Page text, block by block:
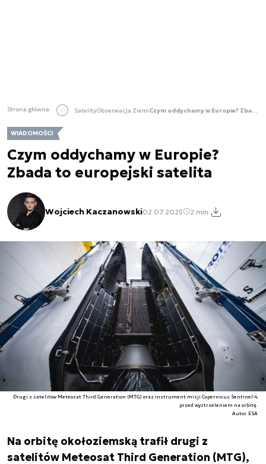
Strona główna SatelityObserwacja Ziemi Czym oddychamy w Europie? Zbada to europejski satelita
WIADOMOŚCI
Czym oddychamy w Europie?
Zbada to europejski satelita
Wojciech Kaczanowski02.07.2025 2 min.
Drugi z satelitów Meteosat Third Generation (MTG) oraz instrument misji Copernicus Sentinel-4
przed wystrzeleniem na orbitę.
Autor. ESA
Na orbitę okołoziemską trafił drugi z
satelitów Meteosat Third Generation (MTG),